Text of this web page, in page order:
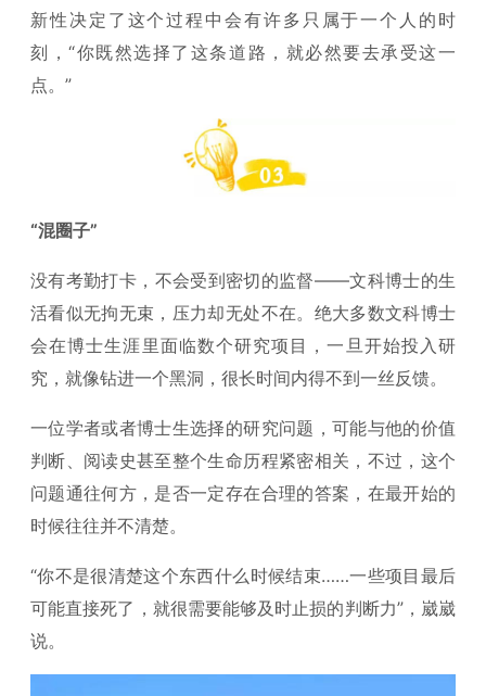
新性决定了这个过程中会有许多只属于一个人的时
刻，“你既然选择了这条道路，就必然要去承受这一
点。”
“混圈子”
没有考勤打卡，不会受到密切的监督——文科博士的生
活看似无拘无束，压力却无处不在。绝大多数文科博士
会在博士生涯里面临数个研究项目，一旦开始投入研
究，就像钻进一个黑洞，很长时间内得不到一丝反馈。
一位学者或者博士生选择的研究问题，可能与他的价值
判断、阅读史甚至整个生命历程紧密相关，不过，这个
问题通往何方，是否一定存在合理的答案，在最开始的
时候往往并不清楚。
“你不是很清楚这个东西什么时候结束……一些项目最后
可能直接死了，就很需要能够及时止损的判断力”，崴崴
说。